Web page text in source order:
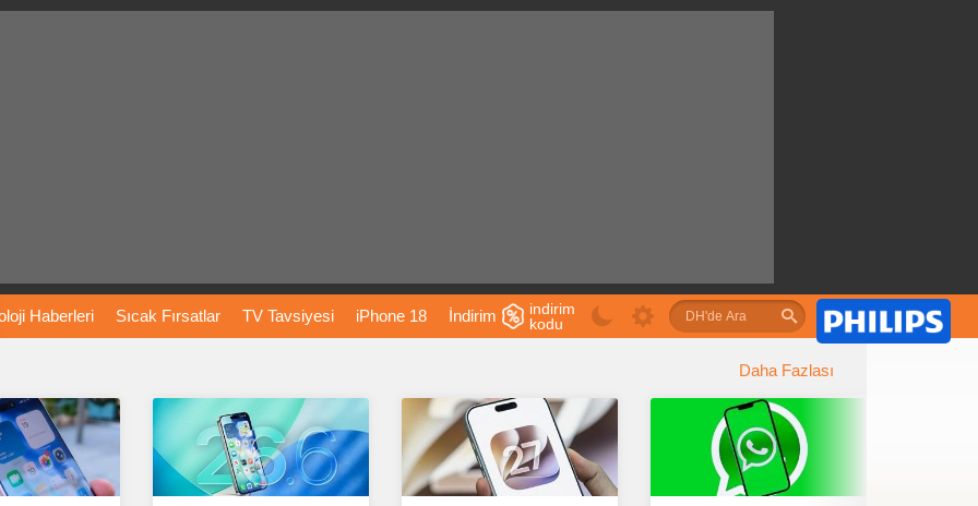
Haberleri Sıcak Fırsatlar TV Tavsiyesi iPhone 18 İndirim
Vizyondaki Filmler Bitcoin Dizi Önerileri Telefon Önerileri
Dondurma İnstagram Çöktü Mü
indirim
kodu
Daha Fazlası